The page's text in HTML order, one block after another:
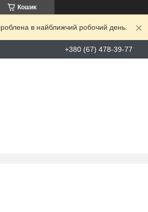
Кошик
в найближчий робочий день.
+380 (67) 478-39-77